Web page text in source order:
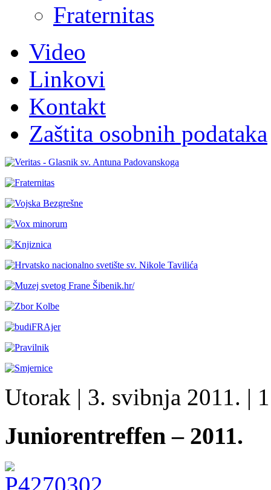
Fraternitas
Video
Linkovi
Kontakt
Zaštita osobnih podataka
Utorak | 3. svibnja 2011. |
Juniorentreffen – 2011.